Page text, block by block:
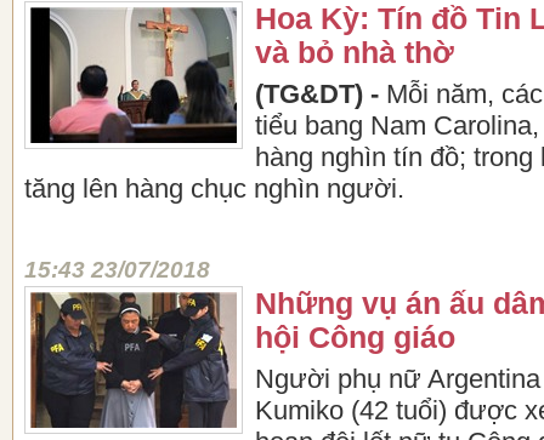
Hoa Kỳ: Tín đồ Tin
và bỏ nhà thờ
(TG&DT) - Mỗi năm,
tiểu bang Nam
hàng nghìn tín đồ;
tăng lên hàng chục nghìn người.
15:43 23/07/2018
Những vụ án ấu
hội Công giáo
Người phụ nữ
Kumiko (42 tuổi) được